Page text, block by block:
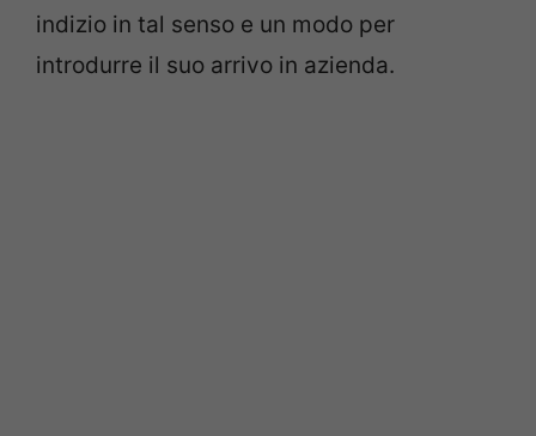
indizio in tal senso e un modo per
introdurre il suo arrivo in azienda.